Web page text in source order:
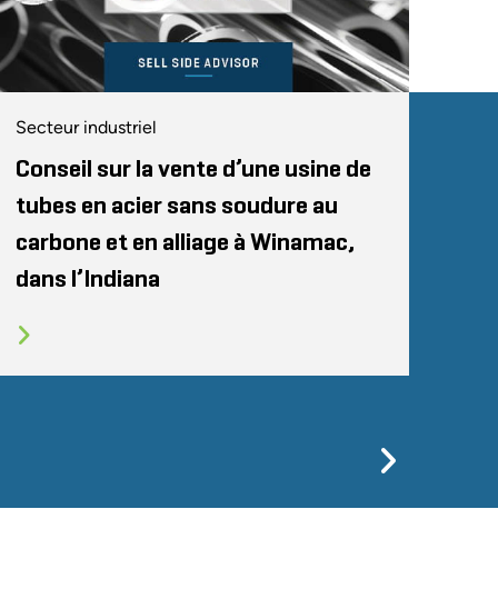
Secteur industriel
Conseil sur la vente d’une usine de
tubes en acier sans soudure au
carbone et en alliage à Winamac,
dans l’Indiana